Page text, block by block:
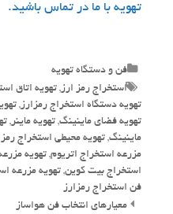
تهویه با ما در تماس باشید.
Categories
فن و دستگاه تهویه
Tags
استخراج رمز ارز,تهویه اتاق
تهویه دستگاه استخراج رمزارز,
تهویه فضای ماینینگ, تهویه ماینر,
ماینینگ, تهویه محیطی استخراج
مزرعه استخراج اتریوم, تهویه
استخراج بیت کوین,تهویه مزرعه
فن استخراج رمزارز
Postمعیارهای انتخاب فن هواساز